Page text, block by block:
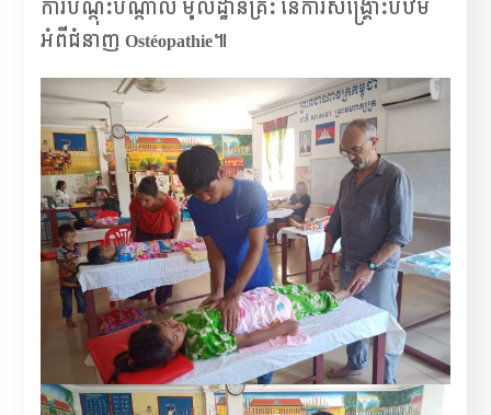
ការបណ្តុះបណ្តាល មូលដ្ឋានគ្រឹះ នៃការសង្គ្រោះបឋម
អំពីជំនាញ Ostéopathie៕